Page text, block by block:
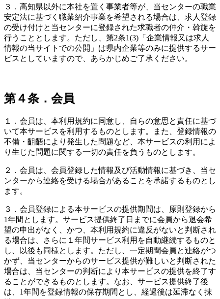
３．高知県以外に本社を置く事業者等が、当センターの職業
安定法に基づく職業紹介事業を希望される場合は、求人登録
の受け付けと当センターに登録された求職者の仲介・斡旋を
行うこととします。ただし、第2条1(3)「企業情報又は求人
情報の当サイトでの公開」は県内企業等のみに提供するサー
ビスとしていますので、あらかじめご了承ください。
第４条．会員
１．会員は、本利用規約に同意し、自らの意思と責任に基づ
いて本サービスを利用するものとします。また、登録情報の
不備・齟齬により発生した問題など、本サービスの利用によ
り生じた問題に関する一切の責任を負うものとします。
２．会員は、会員登録した情報及び活動情報に基づき、当セ
ンターから連絡を受ける場合があることを承諾するものとし
ます。
３．会員登録による本サービスの提供期間は、原則登録から
1年間とします。サービス提供終了日までに会員から退会希
望の申出がなく、かつ、本利用規約に違反がないと判断され
る場合は、さらに１年間サービス利用を自動継続するものと
し、以後も同様とします。ただし、一定期間会員と連絡がつ
かず、当センターからのサービス提供が難しいと判断された
場合は、当センターの判断により本サービスの提供を終了す
ることができるものとします。なお、サービス提供終了後
は、1年間を登録情報の保存期間とし、経過後は延滞なく抹